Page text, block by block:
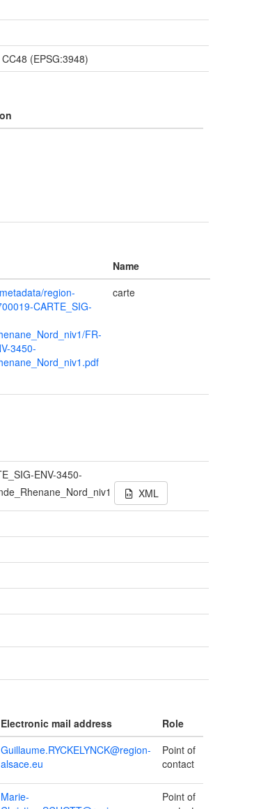
(EPSG:3948)
Name
region-
CARTE_SIG-
FR-
3450-
carte
ENV-3450-
XML
Electronic mail address
Role
Guillaume.RYCKELYNCK@region-
alsace.eu
Point of
contact
Marie-
Point of